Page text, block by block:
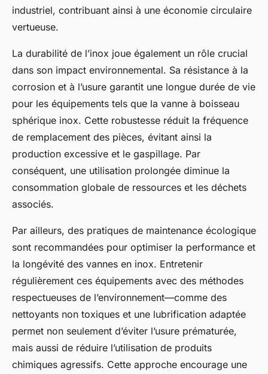
industriel, contribuant ainsi à une économie circulaire
vertueuse.
La durabilité de l’inox joue également un rôle crucial
dans son impact environnemental. Sa résistance à la
corrosion et à l’usure garantit une longue durée de vie
pour les équipements tels que la vanne à boisseau
sphérique inox. Cette robustesse réduit la fréquence
de remplacement des pièces, évitant ainsi la
production excessive et le gaspillage. Par
conséquent, une utilisation prolongée diminue la
consommation globale de ressources et les déchets
associés.
Par ailleurs, des pratiques de maintenance écologique
sont recommandées pour optimiser la performance et
la longévité des vannes en inox. Entretenir
régulièrement ces équipements avec des méthodes
respectueuses de l’environnement—comme des
nettoyants non toxiques et une lubrification adaptée
permet non seulement d’éviter l’usure prématurée,
mais aussi de réduire l’utilisation de produits
chimiques agressifs. Cette approche encourage une